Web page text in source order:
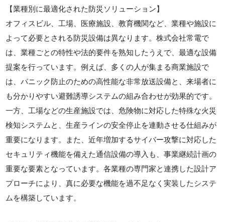
【業種別に最適化された防災ソリューション】
オフィスビル、工場、医療施設、教育機関など、業種や施設に
よって必要とされる防災設備は異なります。株式会社常電で
は、業種ごとの特性や法的要件を熟知したうえで、最適な設備
提案を行っています。例えば、多くの人が集まる商業施設で
は、パニック防止のための高性能な非常放送設備と、来場者に
も分かりやすい避難誘導システムの組み合わせが効果的です。
一方、工場などの生産施設では、危険物に対応した特殊な火災
検知システムと、生産ラインの安全停止を連動させる仕組みが
重要になります。また、近年増加するサイバー攻撃に対応した
セキュリティ機能を備えた通信設備の導入も、事業継続計画の
重要な要素となっています。各業種の専門家と連携した設計ア
プローチにより、真に必要な機能を過不足なく実装したシステ
ムを構築しています。